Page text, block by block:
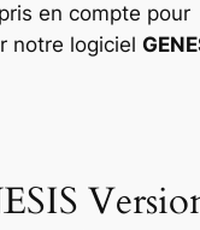
en compte pour
notre logiciel